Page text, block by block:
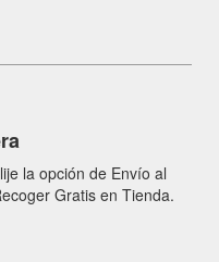
la opción de Envío al
Gratis en Tienda.